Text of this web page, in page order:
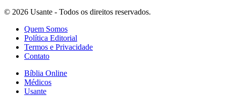
© 2026 Usante - Todos os direitos reservados.
Quem Somos
Política Editorial
Termos e Privacidade
Contato
Bíblia Online
Médicos
Usante